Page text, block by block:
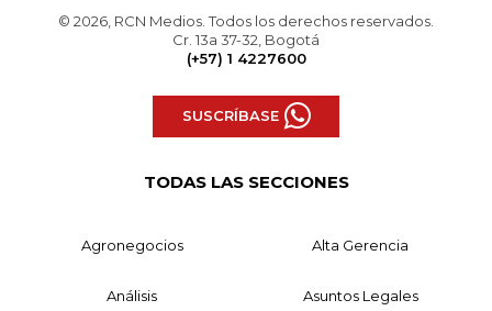
© 2026, RCN Medios. Todos los derechos reservados.
Cr. 13a 37-32, Bogotá
(+57) 1 4227600
SUSCRÍBASE
TODAS LAS SECCIONES
Agronegocios Alta Gerencia
Análisis Asuntos Legales